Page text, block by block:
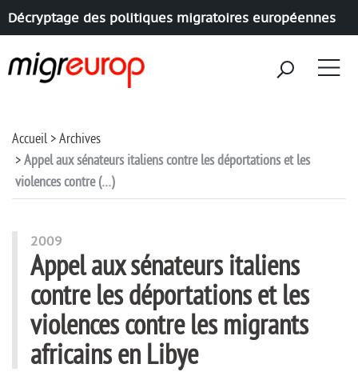
Décryptage des politiques migratoires européennes
Accueil
Archives
Appel aux sénateurs italiens contre les déportations et les
violences contre (…)
2009
Appel aux sénateurs italiens
contre les déportations et les
violences contre les migrants
africains en Libye